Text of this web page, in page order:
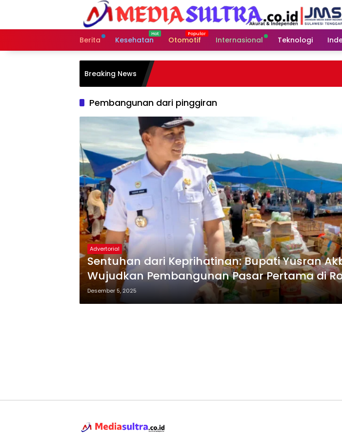
Berita
Kesehatan Otomotif Internasional Teknologi
Breaking News
Pembangunan dari pinggiran
Advertorial
Sentuhan dari Keprihatinan: Bupati Yusran
Wujudkan Pembangunan Pasar Pertama di
Desember 5, 2025